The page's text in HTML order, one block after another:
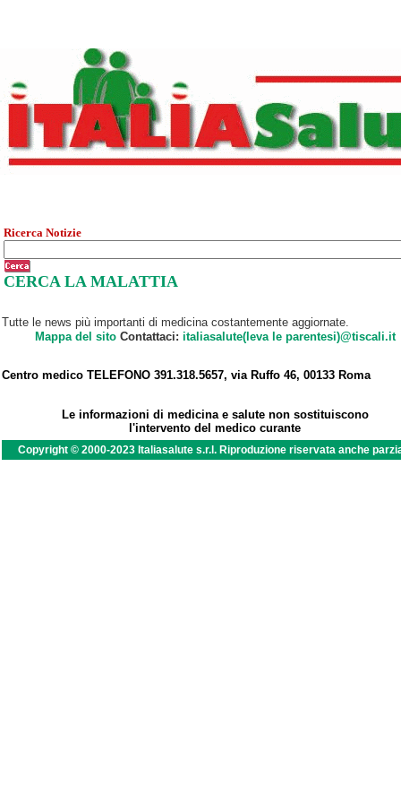
Ricerca Notizie
CERCA LA MALATTIA
Tutte le news più importanti di medicina costantemente aggiornate.
Mappa del sitoContattaci: italiasalute(leva le parentesi)@tiscali.it
Centro medico TELEFONO 391.318.5657, via Ruffo 46, 00133 Roma
Le informazioni di medicina e salute non sostituiscono
l'intervento del medico curante
Copyright © 2000-2023 Italiasalute s.r.l. Riproduzione riservata anche